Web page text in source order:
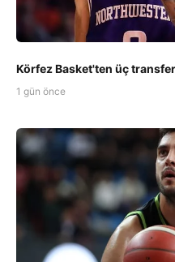
Körfez Basket'ten üç transfer
1 gün önce